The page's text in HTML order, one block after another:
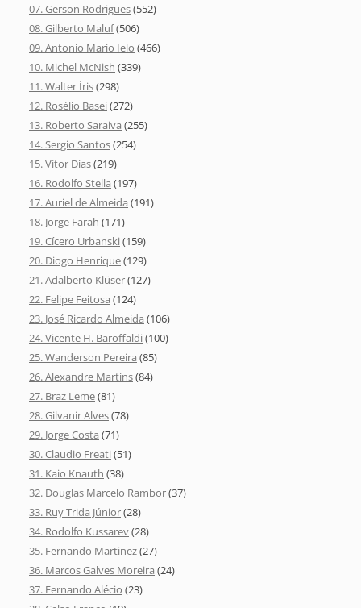
07. Gerson Rodrigues(552)
08. Gilberto Maluf(506)
09. Antonio Mario Ielo (466)
10. Michel McNish (339)
11. Walter Íris(298)
12. Rosélio Basei(272)
13. Roberto Saraiva (255)
14. Sergio Santos(254)
15. Vítor Dias(219)
16. Rodolfo Stella (197)
17. Auriel de Almeida (191)
18. Jorge Farah (171)
19. Cícero Urbanski(159)
20. Diogo Henrique(129)
21. Adalberto Klüser(127)
22. Felipe Feitosa (124)
23. José Ricardo Almeida (106)
24. Vicente H. Baroffaldi(100)
25. Wanderson Pereira (85)
26. Alexandre Martins(84)
27. Braz Leme(81)
28. Gilvanir Alves(78)
29. Jorge Costa (71)
30. Claudio Freati(51)
31. Kaio Knauth (38)
32. Douglas Marcelo Rambor(37)
33. Ruy Trida Júnior(28)
34. Rodolfo Kussarev(28)
35. Fernando Martinez(27)
36. Marcos Galves Moreira (24)
37. Fernando Alécio (23)